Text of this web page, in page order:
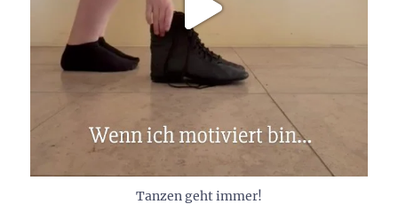
Tanzen geht immer!